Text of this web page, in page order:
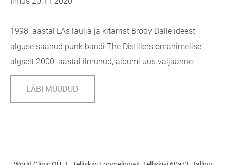
1998. aastal LAs laulja ja kitarrist Brody Dalle ideest
alguse saanud punk bändi The Distillers omanimelise,
algselt 2000. aastal ilmunud, albumi uus väljaanne.
LÄBI MÜÜDUD